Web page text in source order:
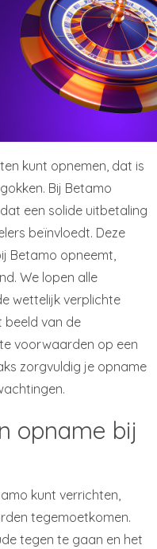
kunt opnemen, dat is
Bij Betamo
een solide uitbetaling
beïnvloedt. Deze
Betamo opneemt,
We lopen alle
wettelijk verplichte
beeld van de
voorwaarden op een
zorgvuldig je opname
opname bij
kunt verrichten,
tegemoetkomen.
tegen te gaan en het